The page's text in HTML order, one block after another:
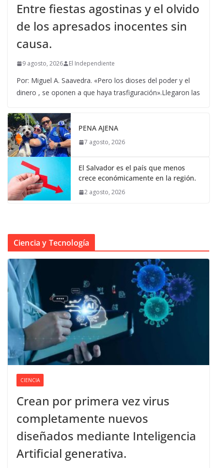
Entre fiestas agostinas y el olvido
de los apresados inocentes sin
causa.
9 agosto, 2026 El Independiente
Por: Miguel A. Saavedra. «Pero los dioses del poder y el
dinero , se oponen a que haya trasfiguración».Llegaron las
PENA AJENA
7 agosto, 2026
El Salvador es el país que menos
crece económicamente en la región.
2 agosto, 2026
Ciencia y Tecnología
CIENCIA
Crean por primera vez virus
completamente nuevos
diseñados mediante Inteligencia
Artificial generativa.